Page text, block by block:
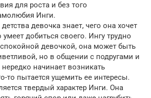
для роста и без того
Инги.
девочка знает, чего она хочет
добиться своего. Ингу трудно
девочкой, она может быть
но в общении с подругами и
начинает возникать
то пытается ущемить ее интересы.
твердый характер Инги. Она